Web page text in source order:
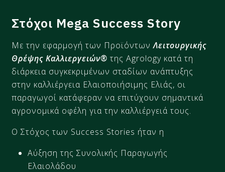
Στόχοι Mega Success Story
Με την εφαρμογή των ΠροϊόντωνΛειτουργικής
Θρέψης Καλλιεργειών® της Agrology κατά τη
διάρκεια συγκεκριμένων σταδίων ανάπτυξης
στην καλλιέργεια Ελαιοποιήσιμης Ελιάς​, οι
παραγωγοί κατάφεραν να επιτύχουν σημαντικά
αγρονομικά οφέλη για την καλλιέργειά τους.
Ο Στόχος των Success Stories ήταν η
Αύξηση της Συνολικής Παραγωγής
Ελαιολάδου​